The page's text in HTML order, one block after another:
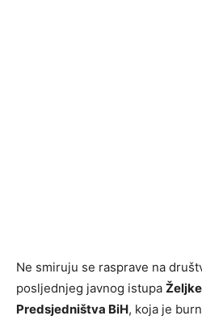
Ne smiruju se rasprave na
posljednjeg javnog istupa
Predsjedništva BiH, koja je